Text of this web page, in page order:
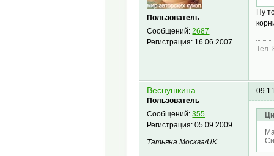
Пользователь
Сообщений:2687
Регистрация: 16.06.2007
Ну
Тел.
Веснушкина
Пользователь
Сообщений:355
Регистрация:05.09.2009
Татьяна Mосква/UK